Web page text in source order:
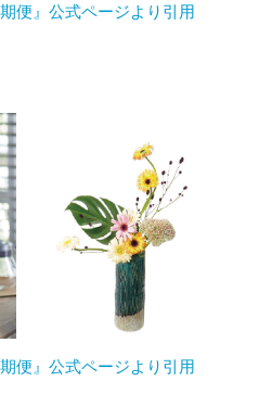
便』公式ページより引用
便』公式ページより引用